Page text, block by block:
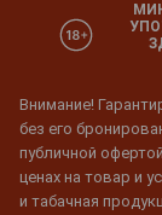
Внимание!
без его
публичной
ценах на товар и
и табачная